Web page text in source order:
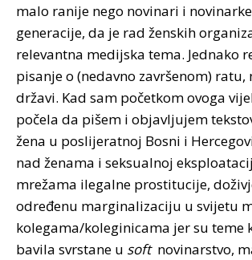
malo ranije nego novinari i
generacije, da je rad ženskih
relevantna medijska tema. Jednako
pisanje o (nedavno završenom)
državi. Kad sam početkom ovoga
počela da pišem i objavljujem
žena u poslijeratnoj Bosni i
nad ženama i seksualnoj
mrežama ilegalne prostitucije,
određenu marginalizaciju u svijetu
kolegama/koleginicama jer su teme
bavila svrstane u soft novinarstvo,